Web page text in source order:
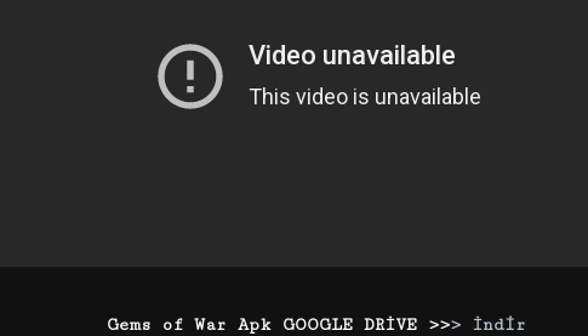
Gems of War Apk GOOGLE DRİVE >>> İndir